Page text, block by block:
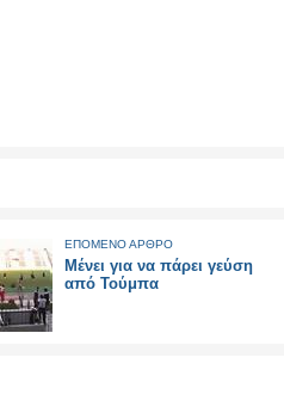
ΕΠΟΜΕΝΟ ΑΡΘΡΟ
Μένει για να πάρει γεύση
από Τούμπα